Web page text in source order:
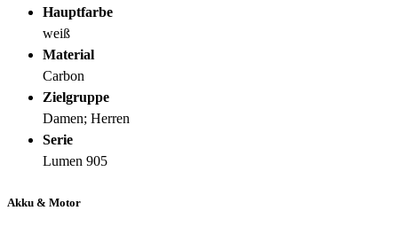
Hauptfarbe
weiß
Material
Carbon
Zielgruppe
Damen; Herren
Serie
Lumen 905
Akku & Motor